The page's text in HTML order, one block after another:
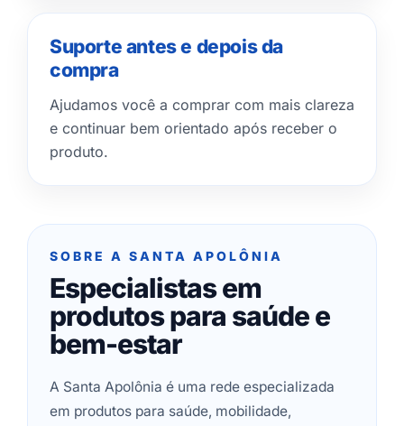
Suporte antes e depois da
compra
Ajudamos você a comprar com mais clareza
e continuar bem orientado após receber o
produto.
SOBRE A SANTA APOLÔNIA
Especialistas em
produtos para saúde e
bem-estar
A Santa Apolônia é uma rede especializada
em produtos para saúde, mobilidade,